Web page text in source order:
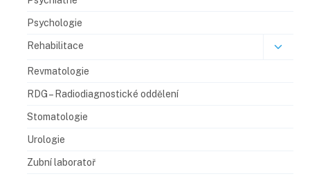
Psychologie
Rehabilitace
Revmatologie
RDG – Radiodiagnostické oddělení​
Stomatologie
Urologie
Zubní laboratoř